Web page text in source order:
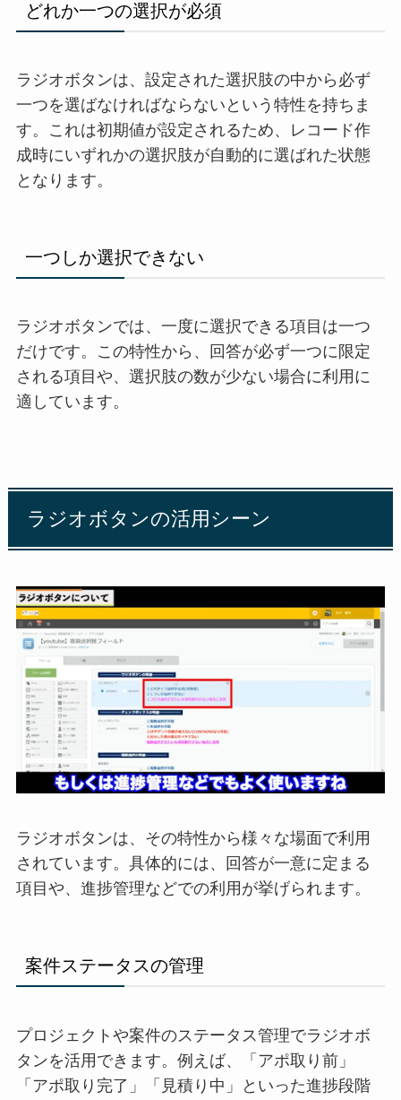
どれか一つの選択が必須
ラジオボタンは、設定された選択肢の中から必ず
一つを選ばなければならないという特性を持ちま
す。これは初期値が設定されるため、レコード作
成時にいずれかの選択肢が自動的に選ばれた状態
となります。
一つしか選択できない
ラジオボタンでは、一度に選択できる項目は一つ
だけです。この特性から、回答が必ず一つに限定
される項目や、選択肢の数が少ない場合に利用に
適しています。
ラジオボタンの活用シーン
ラジオボタンは、その特性から様々な場面で利用
されています。具体的には、回答が一意に定まる
項目や、進捗管理などでの利用が挙げられます。
案件ステータスの管理
プロジェクトや案件のステータス管理でラジオボ
タンを活用できます。例えば、「アポ取り前」
「アポ取り完了」「見積り中」といった進捗段階